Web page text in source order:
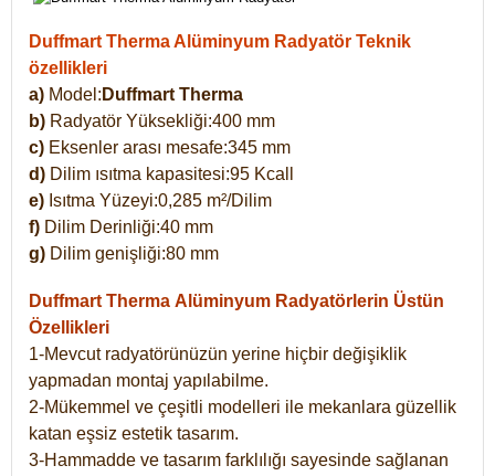
Duffmart Therma Alüminyum Radyatör Teknik
özellikleri
a) Model: Duffmart Therma
b) Radyatör Yüksekliği:400 mm
c) Eksenler arası mesafe:345 mm
d) Dilim ısıtma kapasitesi:95 Kcall
e) Isıtma Yüzeyi:0,285 m²/Dilim
f) Dilim Derinliği:40 mm
g) Dilim genişliği:80 mm
Duffmart Therma Alüminyum Radyatörlerin Üstün
Özellikleri
1-Mevcut radyatörünüzün yerine hiçbir değişiklik
yapmadan montaj yapılabilme.
2-Mükemmel ve çeşitli modelleri ile mekanlara güzellik
katan eşsiz estetik tasarım.
3-Hammadde ve tasarım farklılığı sayesinde sağlanan